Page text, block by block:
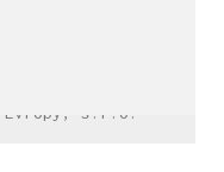
Evropy, s.r.o.